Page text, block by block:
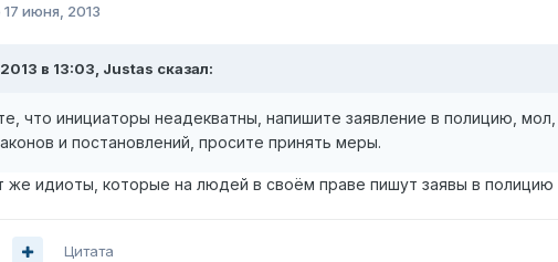
17 июня, 2013
в 13:03, Justas сказал:
что инициаторы неадекватны, напишите заявление в полицию,
и постановлений, просите принять меры.
же идиоты, которые на людей в своём праве пишут заявы в полицию
Цитата